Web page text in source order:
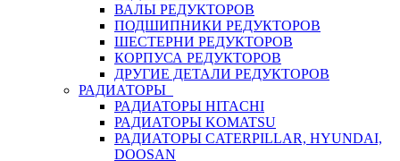
ВАЛЫ РЕДУКТОРОВ
ПОДШИПНИКИ РЕДУКТОРОВ
ШЕСТЕРНИ РЕДУКТОРОВ
КОРПУСА РЕДУКТОРОВ
ДРУГИЕ ДЕТАЛИ РЕДУКТОРОВ
РАДИАТОРЫ
РАДИАТОРЫ HITACHI
РАДИАТОРЫ KOMATSU
РАДИАТОРЫ CATERPILLAR, HYUNDAI,
DOOSAN